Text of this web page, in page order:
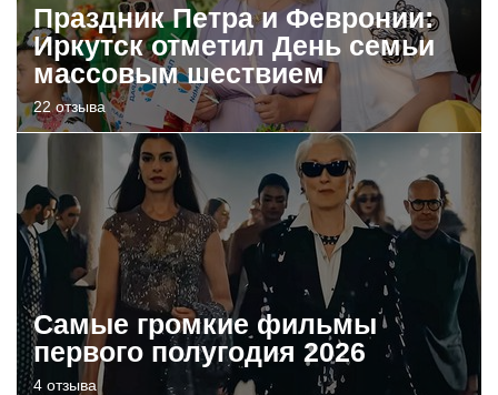
Праздник Петра и Февронии:
Иркутск отметил День семьи
массовым шествием
22 отзыва
Самые громкие фильмы
первого полугодия 2026
4 отзыва